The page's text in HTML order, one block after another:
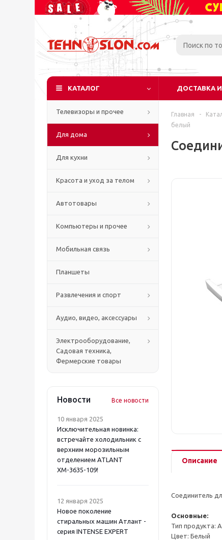
КАТАЛОГ ДОСТАВКА
Телевизоры и прочее
Для дома
Для кухни
Красота и уход за телом
Автотовары
Компьютеры и прочее
Мобильная связь
Планшеты
Развлечения и спорт
Аудио, видео, аксессуары
Электрооборудование,
Садовая техника,
Фермерские товары
Новости Все новости
10 января 2025
Исключительная новинка:
встречайте холодильник с
верхним морозильным
отделением ATLANT
ХМ-3635-109!
12 января 2025
Новое поколение
стиральных машин Атлант -
серия INTENSE EXPERT
Главная -
белый
Описание
Соединитель
Основные:
Тип продукта:
Цвет: Белый